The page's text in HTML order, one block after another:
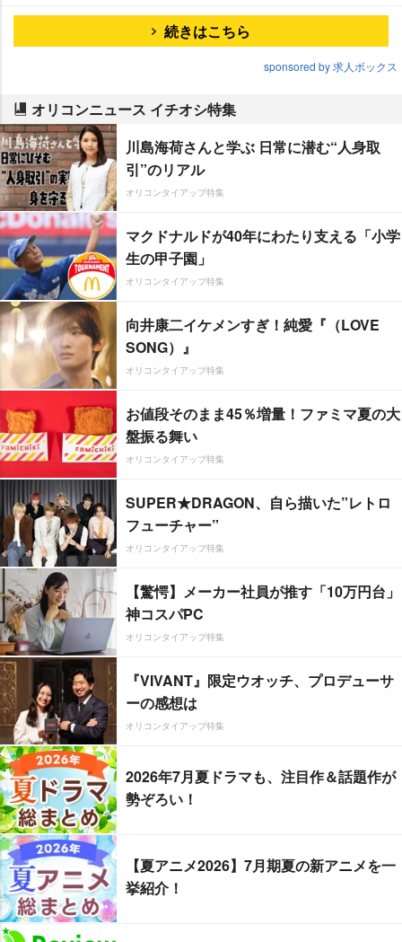
続きはこちら
sponsored by 求人ボックス
オリコンニュース イチオシ特集
川島海荷さんと学ぶ 日常に潜む“人身取
引”のリアル
オリコンタイアップ特集
マクドナルドが40年にわたり支える「小学
生の甲子園」
オリコンタイアップ特集
向井康二イケメンすぎ！純愛『（LOVE
SONG）』
オリコンタイアップ特集
お値段そのまま45％増量！ファミマ夏の大
盤振る舞い
オリコンタイアップ特集
SUPER★DRAGON、自ら描いた”レトロ
フューチャー”
オリコンタイアップ特集
【驚愕】メーカー社員が推す「10万円台」
神コスパPC
オリコンタイアップ特集
『VIVANT』限定ウオッチ、プロデューサ
ーの感想は
オリコンタイアップ特集
2026年7月夏ドラマも、注目作＆話題作が
勢ぞろい！
【夏アニメ2026】7月期夏の新アニメを一
挙紹介！